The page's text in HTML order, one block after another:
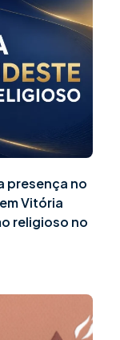
presença no
Vitória
religioso no